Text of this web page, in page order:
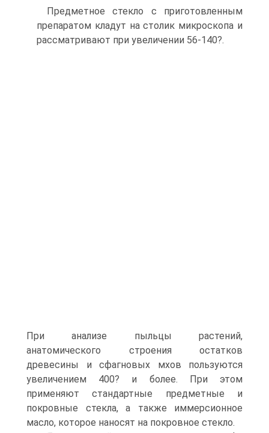
Предметное стекло с приготовленным
препаратом кладут на столик микроскопа и
рассматривают при увеличении 56-140?.
При анализе пыльцы растений,
анатомического строения остатков
древесины и сфагновых мхов пользуются
увеличением 400? и более. При этом
применяют стандартные предметные и
покровные стекла, а также иммерсионное
масло, которое наносят на покровное стекло.